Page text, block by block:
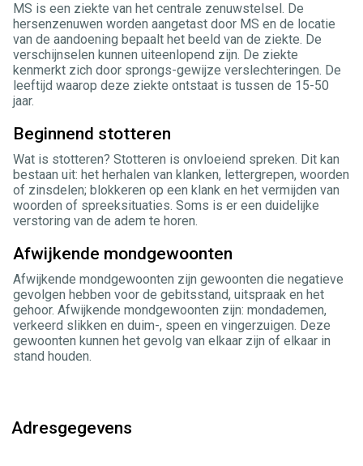
MS is een ziekte van het centrale zenuwstelsel. De
hersenzenuwen worden aangetast door MS en de locatie
van de aandoening bepaalt het beeld van de ziekte. De
verschijnselen kunnen uiteenlopend zijn. De ziekte
kenmerkt zich door sprongs-gewijze verslechteringen. De
leeftijd waarop deze ziekte ontstaat is tussen de 15-50
jaar.
Beginnend stotteren
Wat is stotteren? Stotteren is onvloeiend spreken. Dit kan
bestaan uit: het herhalen van klanken, lettergrepen, woorden
of zinsdelen; blokkeren op een klank en het vermijden van
woorden of spreeksituaties. Soms is er een duidelijke
verstoring van de adem te horen.
Afwijkende mondgewoonten
Afwijkende mondgewoonten zijn gewoonten die negatieve
gevolgen hebben voor de gebitsstand, uitspraak en het
gehoor. Afwijkende mondgewoonten zijn: mondademen,
verkeerd slikken en duim-, speen en vingerzuigen. Deze
gewoonten kunnen het gevolg van elkaar zijn of elkaar in
stand houden.
Adresgegevens